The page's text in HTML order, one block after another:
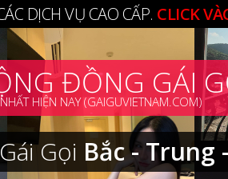
DỊCH VỤ CAO CẤP. CLICK
Gọi Bắc - Trung
ĐỒNG GÁI
HIỆN NAY (GAIGUVIETNAM.COM)